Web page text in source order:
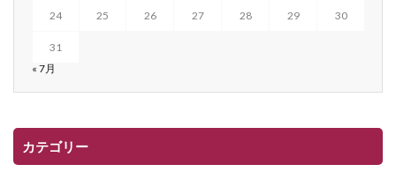
24 25 26 27 28 29 30
31
« 7月
カテゴリー